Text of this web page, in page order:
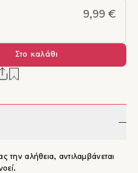
9,99 €
Στο καλάθι
την αλήθεια, αντιλαμβάνεται